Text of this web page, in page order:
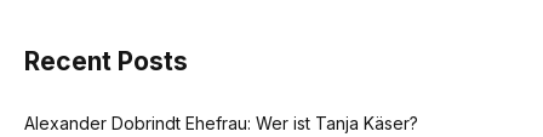
Recent Posts
Alexander Dobrindt Ehefrau: Wer ist Tanja Käser?